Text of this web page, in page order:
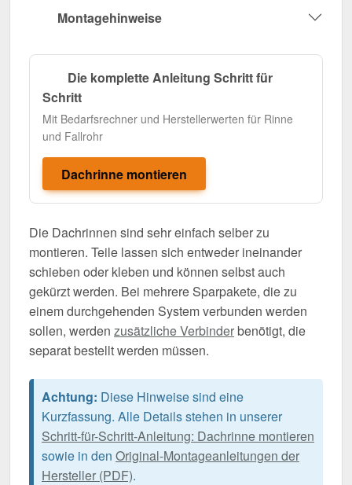
Montagehinweise
Die komplette Anleitung Schritt für
Schritt
Mit Bedarfsrechner und Herstellerwerten für Rinne
und Fallrohr
Dachrinne montieren
Die Dachrinnen sind sehr einfach selber zu
montieren. Teile lassen sich entweder ineinander
schieben oder kleben und können selbst auch
gekürzt werden. Bei mehrere Sparpakete, die zu
einem durchgehenden System verbunden werden
sollen, werden zusätzliche Verbinderbenötigt, die
separat bestellt werden müssen.
Achtung: Diese Hinweise sind eine
Kurzfassung. Alle Details stehen in unserer
Schritt-für-Schritt-Anleitung: Dachrinne montieren
sowie in den Original-Montageanleitungen der
Hersteller (PDF).